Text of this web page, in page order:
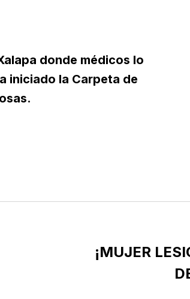
donde médicos lo
iniciado la Carpeta de
¡MUJER